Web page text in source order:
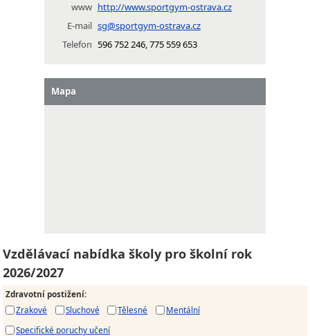
www http://www.sportgym-ostrava.cz
E-mail sg@sportgym-ostrava.cz
Telefon 596 752 246, 775 559 653
Mapa
Vzdělávací nabídka školy pro školní rok
2026/2027
Zdravotní postižení:
Zrakové
Sluchové Tělesné
Mentální
Specifické poruchy učení